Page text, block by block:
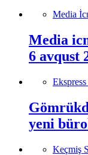
Media
Media
6 avqust
yeni
Keçmiş